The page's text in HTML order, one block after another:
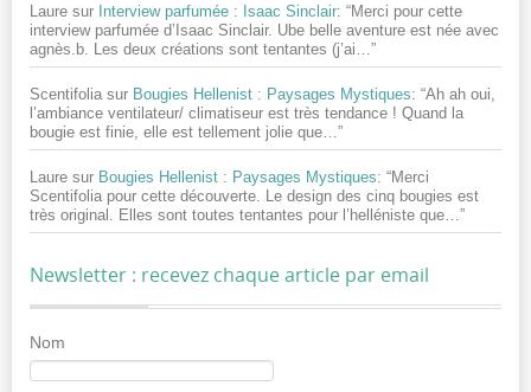
Laure sur Interview parfumée : Isaac Sinclair: “Merci pour cette
interview parfumée d’Isaac Sinclair. Ube belle aventure est née avec
agnès.b. Les deux créations sont tentantes (j’ai… ”
Scentifolia sur Bougies Hellenist : Paysages Mystiques: “Ah ah oui,
l’ambiance ventilateur/ climatiseur est très tendance ! Quand la
bougie est finie, elle est tellement jolie que… ”
Laure sur Bougies Hellenist : Paysages Mystiques: “Merci
Scentifolia pour cette découverte. Le design des cinq bougies est
très original. Elles sont toutes tentantes pour l’helléniste que… ”
Newsletter : recevez chaque article par email
Nom